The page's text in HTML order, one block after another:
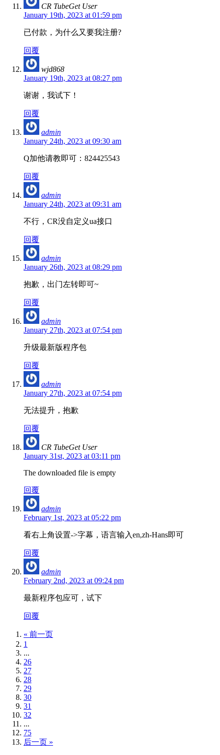
CR TubeGet User
January 19th, 2023 at 01:59 pm
已付款，为什么又要我注册?
回覆
wjd868
January 19th, 2023 at 08:27 pm
谢谢，我试下！
回覆
admin
January 24th, 2023 at 09:30 am
Q加他请教即可：824425543
回覆
admin
January 24th, 2023 at 09:31 am
不行，CR没自定义ua接口
回覆
admin
January 26th, 2023 at 08:29 pm
抱歉，出门左转即可~
回覆
admin
January 27th, 2023 at 07:54 pm
升级最新版程序包
回覆
admin
January 27th, 2023 at 07:54 pm
无法提升，抱歉
回覆
CR TubeGet User
January 31st, 2023 at 03:11 pm
The downloaded file is empty
回覆
admin
February 1st, 2023 at 05:22 pm
看右上角设置->字幕，语言输入en,zh-Hans即可
回覆
admin
February 2nd, 2023 at 09:24 pm
最新程序包应可，试下
回覆
« 前一页
1
...
26
27
28
29
30
31
32
...
75
后一页 »